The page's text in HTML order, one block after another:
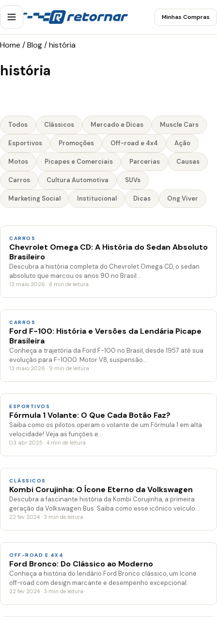
Minhas Compras
Home /Blog/história
história
Todos Clássicos Mercado e Dicas Muscle Cars
Esportivos Promoções Off-road e 4x4 Ação
Motos Picapes e Comerciais Parcerias Causas
Carros Cultura Automotiva SUVs
Marketing Social Institucional Dicas Ong Viver
CARROS
Chevrolet Omega CD: A História do Sedan Absoluto
Brasileiro
Descubra a história completa do Chevrolet Omega CD, o sedan
absoluto que marcou os anos 90 no Brasil…
13 maio 2026 · 8 min de leitura
CARROS
Ford F-100: História e Versões da Lendária Picape
Brasileira
Conheça a trajetória da Ford F-100 no Brasil, desde 1957 até sua
evolução para F-1000. Motor V8, suspensão…
13 maio 2026 · 9 min de leitura
ESPORTIVOS
Fórmula 1 Volante: O Que Cada Botão Faz?
Saiba como os pilotos operam o volante de um Fórmula 1 em alta
velocidade! Veja as funções e…
03 abr 2025 · 4 min de leitura
CLÁSSICOS
Kombi Corujinha: O Ícone Eterno da Volkswagen
Descubra a fascinante história da Kombi Corujinha, a primeira
geração da Volkswagen Bus. Saiba como esse icônico veículo…
22 fev 2024 · 3 min de leitura
OFF-ROAD E 4X4
Ford Bronco: Do Clássico ao Moderno
Conheça a história do lendário Ford Bronco clássico, um ícone
off-road com design marcante e desempenho excepcional.
22 fev 2024 · 3 min de leitura